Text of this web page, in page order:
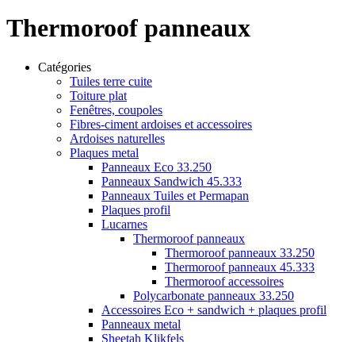
Thermoroof panneaux
Catégories
Tuiles terre cuite
Toiture plat
Fenêtres, coupoles
Fibres-ciment ardoises et accessoires
Ardoises naturelles
Plaques metal
Panneaux Eco 33.250
Panneaux Sandwich 45.333
Panneaux Tuiles et Permapan
Plaques profil
Lucarnes
Thermoroof panneaux
Thermoroof panneaux 33.250
Thermoroof panneaux 45.333
Thermoroof accessoires
Polycarbonate panneaux 33.250
Accessoires Eco + sandwich + plaques profil
Panneaux metal
Sheetah Klikfels